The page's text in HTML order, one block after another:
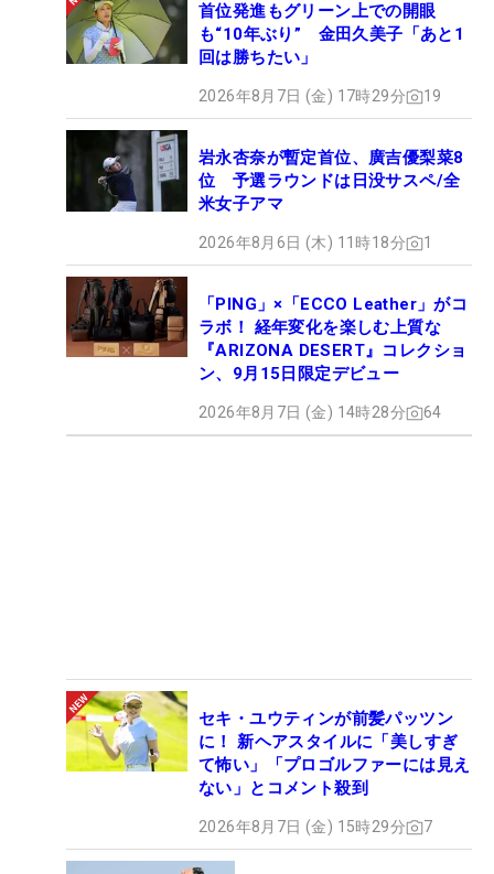
首位発進もグリーン上での開眼
も“10年ぶり” 金田久美子「あと1
回は勝ちたい」
2026年8月7日 (金) 17時29分 19
岩永杏奈が暫定首位、廣吉優梨菜8
位 予選ラウンドは日没サスペ/全
米女子アマ
2026年8月6日 (木) 11時18分 1
「PING」×「ECCO Leather」がコ
ラボ！ 経年変化を楽しむ上質な
『ARIZONA DESERT』コレクショ
ン、9月15日限定デビュー
2026年8月7日 (金) 14時28分 64
セキ・ユウティンが前髪パッツン
に！ 新ヘアスタイルに「美しすぎ
て怖い」「プロゴルファーには見え
ない」とコメント殺到
2026年8月7日 (金) 15時29分 7